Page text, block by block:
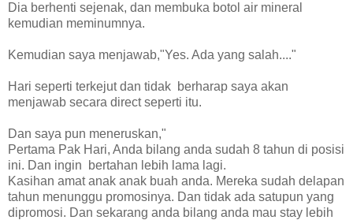
Dia berhenti sejenak, dan membuka botol air mineral
kemudian meminumnya.
Kemudian saya menjawab,"Yes. Ada yang salah...."
Hari seperti terkejut dan tidak berharap saya akan
menjawab secara direct seperti itu.
Dan saya pun meneruskan,"
Pertama Pak Hari, Anda bilang anda sudah 8 tahun di posisi
ini. Dan ingin bertahan lebih lama lagi.
Kasihan amat anak anak buah anda. Mereka sudah delapan
tahun menunggu promosinya. Dan tidak ada satupun yang
dipromosi. Dan sekarang anda bilang anda mau stay lebih